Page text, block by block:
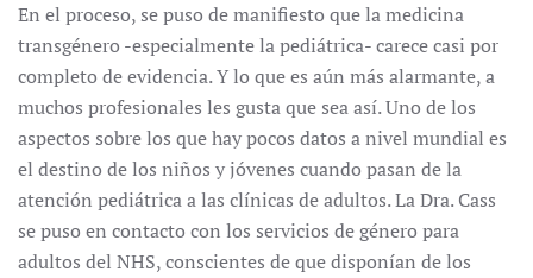
En el proceso, se puso de manifiesto que la medicina
transgénero -especialmente la pediátrica- carece casi por
completo de evidencia. Y lo que es aún más alarmante, a
muchos profesionales les gusta que sea así. Uno de los
aspectos sobre los que hay pocos datos a nivel mundial es
el destino de los niños y jóvenes cuando pasan de la
atención pediátrica a las clínicas de adultos. La Dra. Cass
se puso en contacto con los servicios de género para
adultos del NHS, conscientes de que disponían de los